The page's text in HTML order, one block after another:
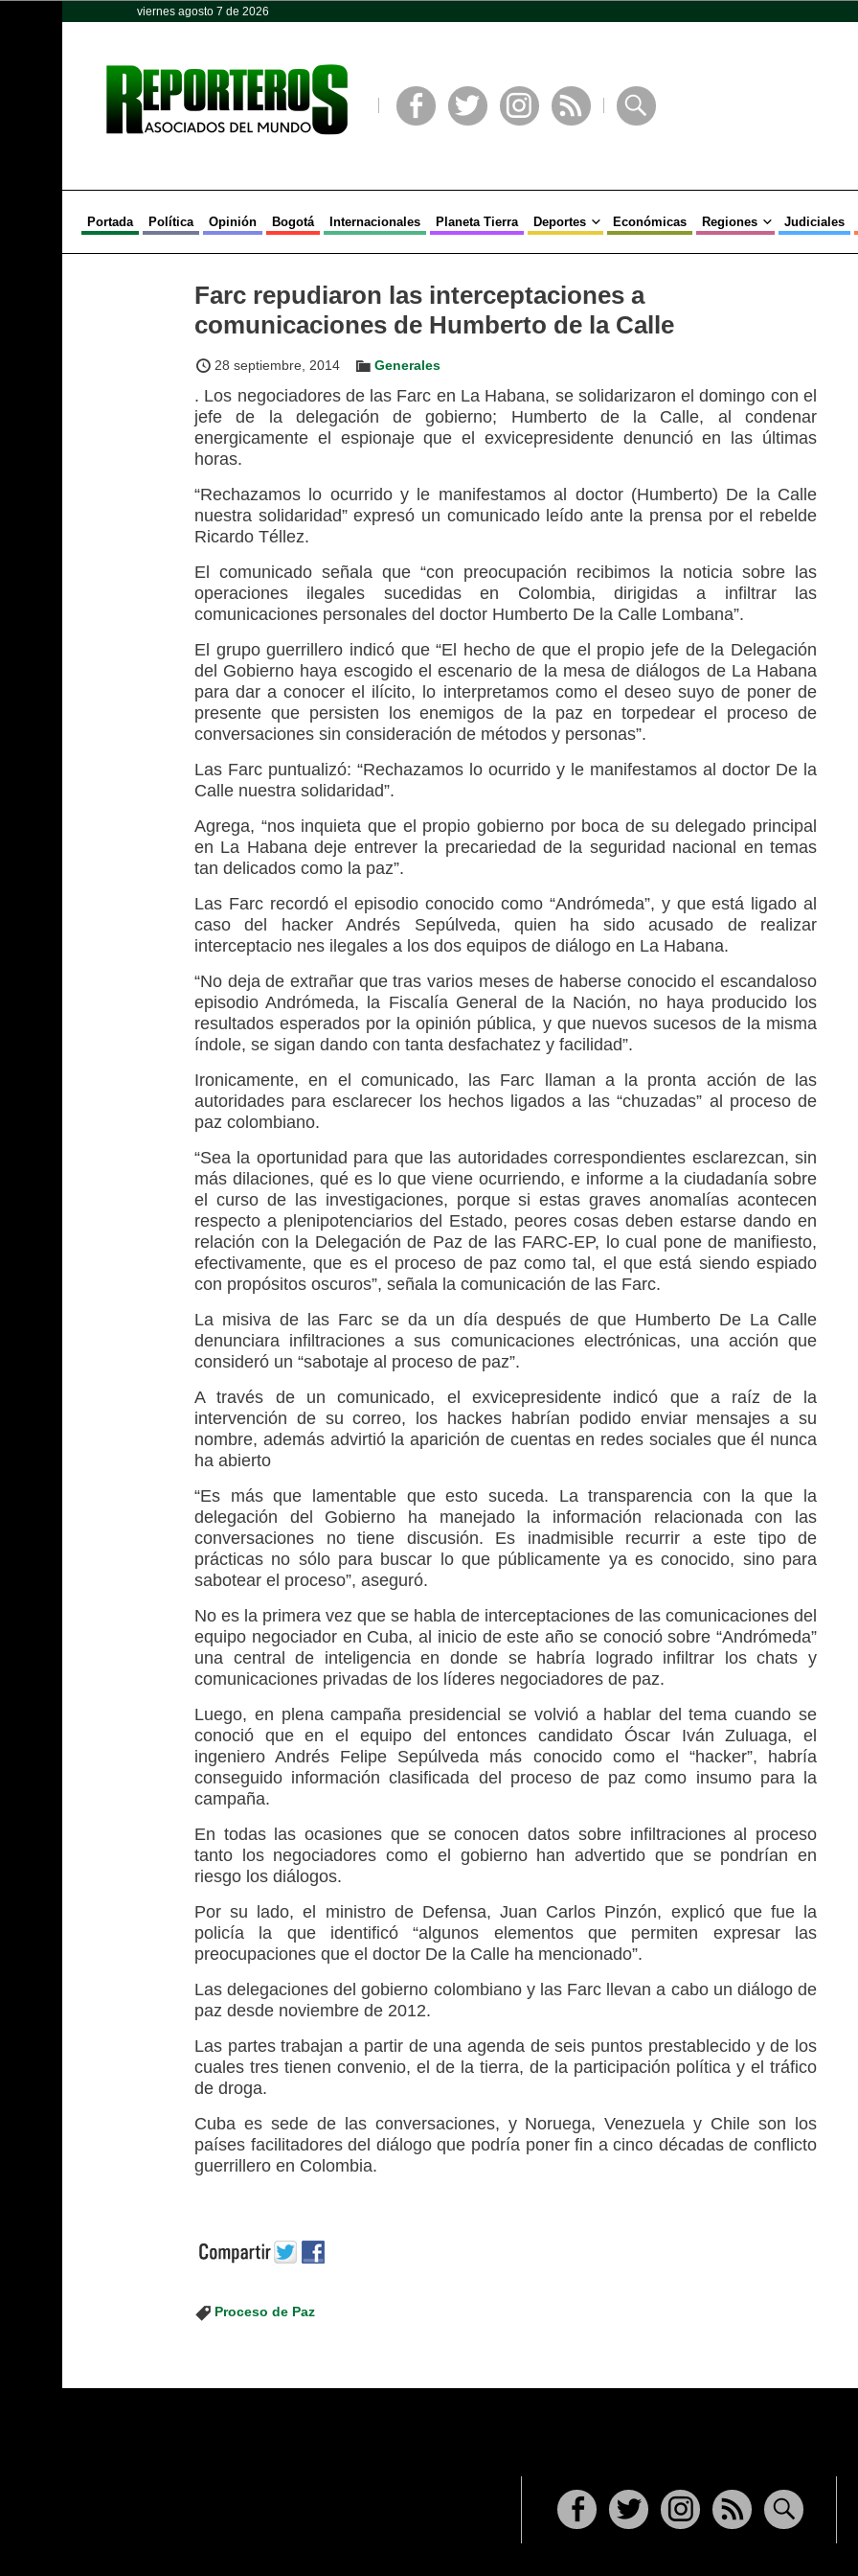
viernes agosto 7 de 2026
Portada Política Opinión Bogotá Internacionales Planeta Tierra Deportes Económicas Regiones Judiciales
Farc repudiaron las interceptaciones a
comunicaciones de Humberto de la Calle
28 septiembre, 2014 Generales
. Los negociadores de las Farc en La Habana, se solidarizaron el domingo con el
jefe de la delegación de gobierno; Humberto de la Calle, al condenar
energicamente el espionaje que el exvicepresidente denunció en las últimas
horas.
“Rechazamos lo ocurrido y le manifestamos al doctor (Humberto) De la Calle
nuestra solidaridad” expresó un comunicado leído ante la prensa por el rebelde
Ricardo Téllez.
El comunicado señala que “con preocupación recibimos la noticia sobre las
operaciones ilegales sucedidas en Colombia, dirigidas a infiltrar las
comunicaciones personales del doctor Humberto De la Calle Lombana”.
El grupo guerrillero indicó que “El hecho de que el propio jefe de la Delegación
del Gobierno haya escogido el escenario de la mesa de diálogos de La Habana
para dar a conocer el ilícito, lo interpretamos como el deseo suyo de poner de
presente que persisten los enemigos de la paz en torpedear el proceso de
conversaciones sin consideración de métodos y personas”.
Las Farc puntualizó: “Rechazamos lo ocurrido y le manifestamos al doctor De la
Calle nuestra solidaridad”.
Agrega, “nos inquieta que el propio gobierno por boca de su delegado principal
en La Habana deje entrever la precariedad de la seguridad nacional en temas
tan delicados como la paz”.
Las Farc recordó el episodio conocido como “Andrómeda”, y que está ligado al
caso del hacker Andrés Sepúlveda, quien ha sido acusado de realizar
interceptacio nes ilegales a los dos equipos de diálogo en La Habana.
“No deja de extrañar que tras varios meses de haberse conocido el escandaloso
episodio Andrómeda, la Fiscalía General de la Nación, no haya producido los
resultados esperados por la opinión pública, y que nuevos sucesos de la misma
índole, se sigan dando con tanta desfachatez y facilidad”.
Ironicamente, en el comunicado, las Farc llaman a la pronta acción de las
autoridades para esclarecer los hechos ligados a las “chuzadas” al proceso de
paz colombiano.
“Sea la oportunidad para que las autoridades correspondientes esclarezcan, sin
más dilaciones, qué es lo que viene ocurriendo, e informe a la ciudadanía sobre
el curso de las investigaciones, porque si estas graves anomalías acontecen
respecto a plenipotenciarios del Estado, peores cosas deben estarse dando en
relación con la Delegación de Paz de las FARC-EP, lo cual pone de manifiesto,
efectivamente, que es el proceso de paz como tal, el que está siendo espiado
con propósitos oscuros”, señala la comunicación de las Farc.
La misiva de las Farc se da un día después de que Humberto De La Calle
denunciara infiltraciones a sus comunicaciones electrónicas, una acción que
consideró un “sabotaje al proceso de paz”.
A través de un comunicado, el exvicepresidente indicó que a raíz de la
intervención de su correo, los hackes habrían podido enviar mensajes a su
nombre, además advirtió la aparición de cuentas en redes sociales que él nunca
ha abierto
“Es más que lamentable que esto suceda. La transparencia con la que la
delegación del Gobierno ha manejado la información relacionada con las
conversaciones no tiene discusión. Es inadmisible recurrir a este tipo de
prácticas no sólo para buscar lo que públicamente ya es conocido, sino para
sabotear el proceso”, aseguró.
No es la primera vez que se habla de interceptaciones de las comunicaciones del
equipo negociador en Cuba, al inicio de este año se conoció sobre “Andrómeda”
una central de inteligencia en donde se habría logrado infiltrar los chats y
comunicaciones privadas de los líderes negociadores de paz.
Luego, en plena campaña presidencial se volvió a hablar del tema cuando se
conoció que en el equipo del entonces candidato Óscar Iván Zuluaga, el
ingeniero Andrés Felipe Sepúlveda más conocido como el “hacker”, habría
conseguido información clasificada del proceso de paz como insumo para la
campaña.
En todas las ocasiones que se conocen datos sobre infiltraciones al proceso
tanto los negociadores como el gobierno han advertido que se pondrían en
riesgo los diálogos.
Por su lado, el ministro de Defensa, Juan Carlos Pinzón, explicó que fue la
policía la que identificó “algunos elementos que permiten expresar las
preocupaciones que el doctor De la Calle ha mencionado”.
Las delegaciones del gobierno colombiano y las Farc llevan a cabo un diálogo de
paz desde noviembre de 2012.
Las partes trabajan a partir de una agenda de seis puntos prestablecido y de los
cuales tres tienen convenio, el de la tierra, de la participación política y el tráfico
de droga.
Cuba es sede de las conversaciones, y Noruega, Venezuela y Chile son los
países facilitadores del diálogo que podría poner fin a cinco décadas de conflicto
guerrillero en Colombia.
Proceso de Paz
Opinión Política